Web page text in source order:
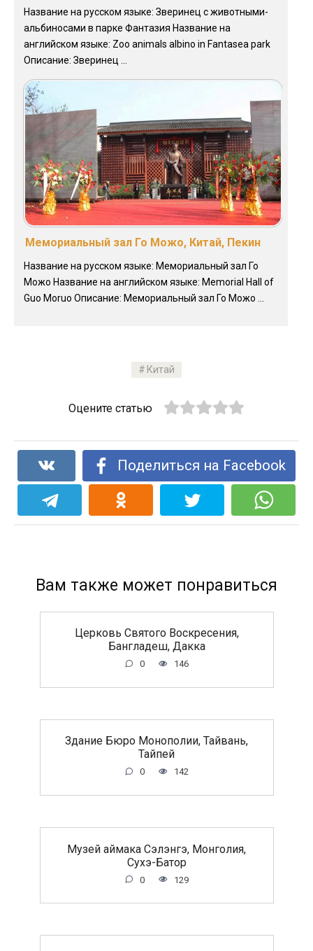
Название на русском языке: Зверинец с животными-
альбиносами в парке Фантазия Название на
английском языке: Zoo animals albino in Fantasea park
Описание: Зверинец ...
Мемориальный зал Го Можо, Китай, Пекин
Название на русском языке: Мемориальный зал Го
Можо Название на английском языке: Memorial Hall of
Guo Moruo Описание: Мемориальный зал Го Можо ...
Китай
Оцените статью
Поделиться на Facebook
Вам также может понравиться
Церковь Святого Воскресения,
Бангладеш, Дакка
0 146
Здание Бюро Монополии, Тайвань,
Тайпей
0 142
Музей аймака Сэлэнгэ, Монголия,
Сухэ-Батор
0 129